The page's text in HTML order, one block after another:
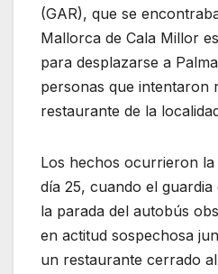
(GAR), que se
Mallorca de Cala Millor
para desplazarse a
personas que intentaron
restaurante de la
Los hechos ocurrieron la
día 25, cuando el
la parada del autobús
en actitud sospechosa
un restaurante cerrado